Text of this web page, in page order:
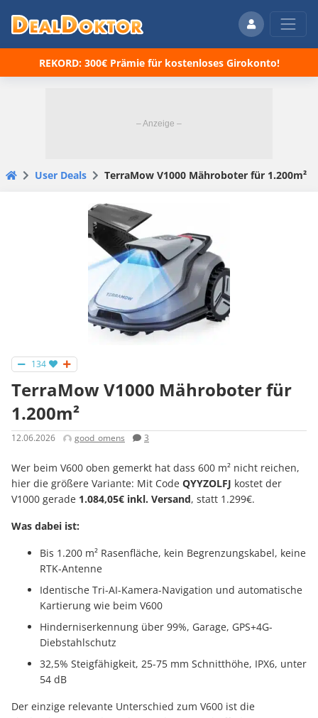
REKORD: 300€ Prämie für kostenloses Girokonto!
User Deals TerraMow V1000 Mähroboter für 1.200m²
134
TerraMow V1000 Mähroboter für
1.200m²
12.06.2026 good_omens 3
Wer beim V600 oben gemerkt hat dass 600 m² nicht reichen,
hier die größere Variante: Mit Code QYYZOLFJ kostet der
V1000 gerade 1.084,05€ inkl. Versand, statt 1.299€.
Was dabei ist:
Bis 1.200 m² Rasenfläche, kein Begrenzungskabel, keine
RTK-Antenne
Identische Tri-AI-Kamera-Navigation und automatische
Kartierung wie beim V600
Hinderniserkennung über 99%, Garage, GPS+4G-
Diebstahlschutz
32,5% Steigfähigkeit, 25-75 mm Schnitthöhe, IPX6, unter
54 dB
Der einzige relevante Unterschied zum V600 ist die